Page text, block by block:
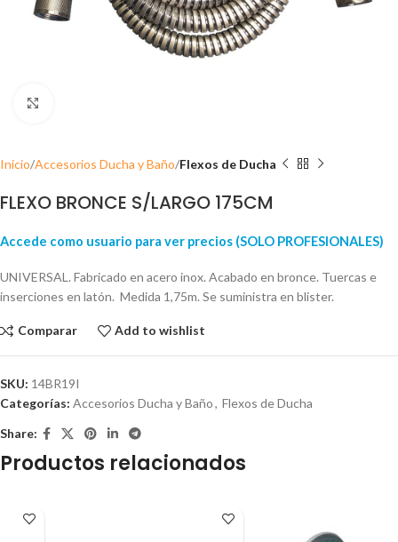
Inicio Accesorios Ducha y Baño Flexos de Ducha
FLEXO BRONCE S/LARGO 175CM
Accede como usuario para ver precios (SOLO PROFESIONALES)
UNIVERSAL. Fabricado en acero inox. Acabado en bronce. Tuercas e
inserciones en latón. Medida 1,75m. Se suministra en blister.
Comparar Add to wishlist
SKU: 14BR19I
Categorías: Accesorios Ducha y Baño, Flexos de Ducha
Share:
Productos relacionados